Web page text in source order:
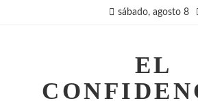
sábado, agosto 8
EL